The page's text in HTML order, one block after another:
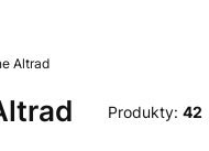
Altrad
Produkty: 42